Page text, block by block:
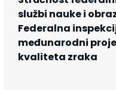
službi nauke i
Federalna
međunarodni
kvaliteta zraka